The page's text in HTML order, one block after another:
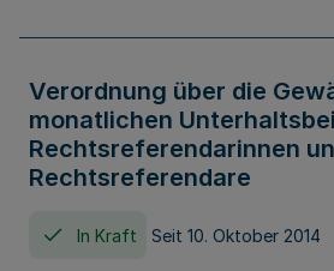
Verordnung über die
monatlichen
Rechtsreferendarinnen
Rechtsreferendare
In Kraft Seit 10. Oktober 2014